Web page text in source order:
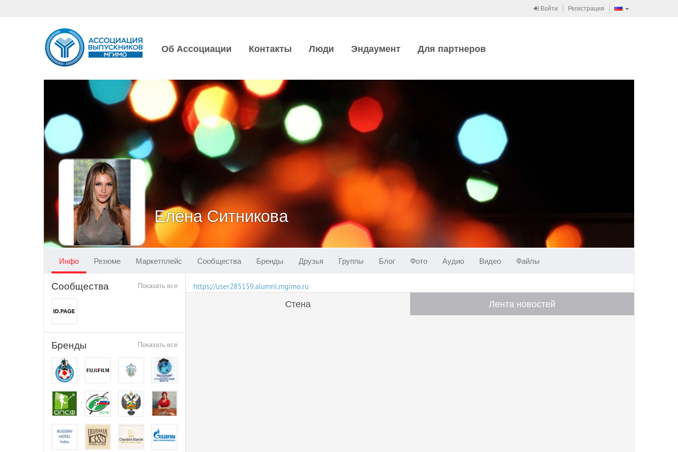
Войти Регистрация
Об Ассоциации Контакты Люди Эндаумент Для партнеров
Елена Ситникова
Инфо Резюме Маркетплейс Сообщества Бренды Друзья Группы Блог Фото Аудио Видео Файлы
Показать все
Сообщества
Показать все
Бренды
https://user285159.alumni.mgimo.ru
Стена Лента новостей